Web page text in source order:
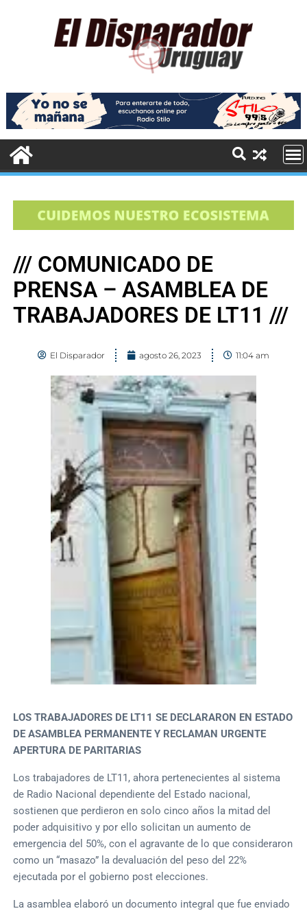
/// COMUNICADO DE
PRENSA – ASAMBLEA DE
TRABAJADORES DE LT11 ///
El Disparador agosto 26, 2023 11:04 am
LOS TRABAJADORES DE LT11 SE DECLARARON EN ESTADO
DE ASAMBLEA PERMANENTE Y RECLAMAN URGENTE
APERTURA DE PARITARIAS
Los trabajadores de LT11, ahora pertenecientes al sistema
de Radio Nacional dependiente del Estado nacional,
sostienen que perdieron en solo cinco años la mitad del
poder adquisitivo y por ello solicitan un aumento de
emergencia del 50%, con el agravante de lo que consideraron
como un “masazo” la devaluación del peso del 22%
ejecutada por el gobierno post elecciones.
La asamblea elaboró un documento integral que fue enviado